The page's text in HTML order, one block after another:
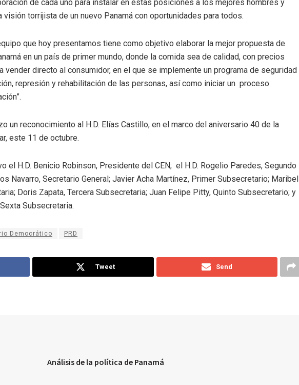
de cada uno para instalar en estas posiciones a los mejores hombres y
visión torrijista de un nuevo Panamá con oportunidades para todos.
que hoy presentamos tiene como objetivo elaborar la mejor propuesta de
en un país de primer mundo, donde la comida sea de calidad, con precios
vender directo al consumidor, en el que se implemente un programa de seguridad
represión y rehabilitación de las personas, así como iniciar un proceso
un reconocimiento al H.D. Elías Castillo, en el marco del aniversario 40 de la
este 11 de octubre.
el H.D. Benicio Robinson, Presidente del CEN; el H.D. Rogelio Paredes, Segundo
Navarro, Secretario General; Javier Acha Martínez, Primer Subsecretario; Maribel
Doris Zapata, Tercera Subsecretaria; Juan Felipe Pitty, Quinto Subsecretario; y
Subsecretaria.
Democrático PRD
Tweet Send
Análisis de la política de Panamá